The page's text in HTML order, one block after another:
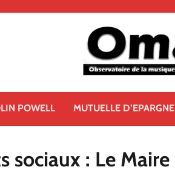
POWELL MUTUELLE D’EPARGNE
sociaux : Le Maire